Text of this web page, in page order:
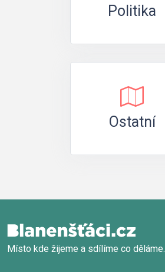
Politika
Ostatní
Místo kde žijeme a sdílíme co děláme.